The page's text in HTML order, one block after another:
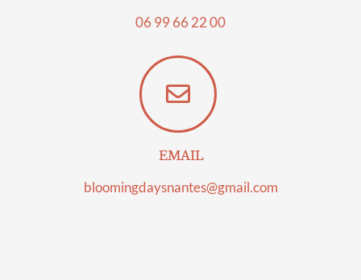
06 99 66 22 00​
EMAIL
bloomingdaysnantes@gmail.com